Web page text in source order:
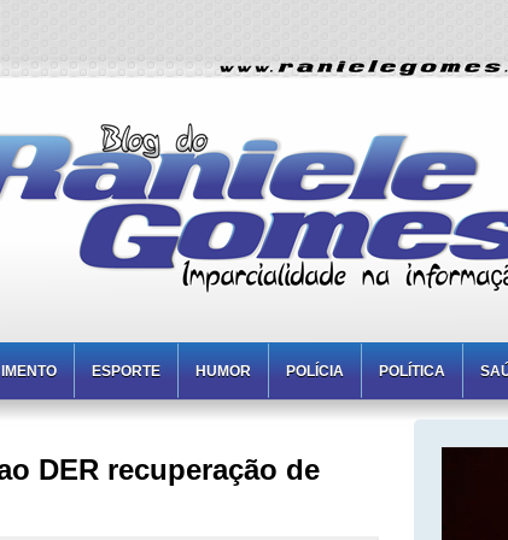
ESPORTE HUMOR POLÍCIA POLÍTICA
DER recuperação de